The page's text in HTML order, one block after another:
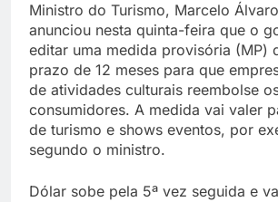
Ministro do Turismo, Marcelo
anunciou nesta quinta-feira que o
editar uma medida provisória (MP)
prazo de 12 meses para que
de atividades culturais reembolse
consumidores. A medida vai valer
de turismo e shows eventos, por
segundo o ministro.
Dólar sobe pela 5ª vez seguida e